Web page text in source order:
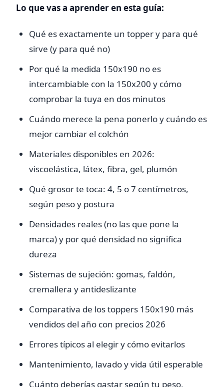
Lo que vas a aprender en esta guía:
Qué es exactamente un topper y para qué
sirve (y para qué no)
Por qué la medida 150x190 no es
intercambiable con la 150x200 y cómo
comprobar la tuya en dos minutos
Cuándo merece la pena ponerlo y cuándo es
mejor cambiar el colchón
Materiales disponibles en 2026:
viscoelástica, látex, fibra, gel, plumón
Qué grosor te toca: 4, 5 o 7 centímetros,
según peso y postura
Densidades reales (no las que pone la
marca) y por qué densidad no significa
dureza
Sistemas de sujeción: gomas, faldón,
cremallera y antideslizante
Comparativa de los toppers 150x190 más
vendidos del año con precios 2026
Errores típicos al elegir y cómo evitarlos
Mantenimiento, lavado y vida útil esperable
Cuánto deberías gastar según tu peso,